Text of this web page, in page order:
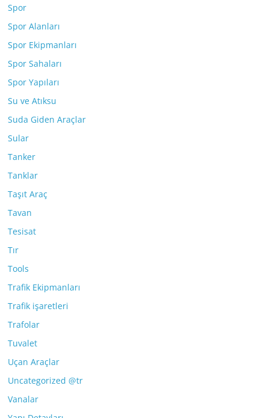
Spor
Spor Alanları
Spor Ekipmanları
Spor Sahaları
Spor Yapıları
Su ve Atıksu
Suda Giden Araçlar
Sular
Tanker
Tanklar
Taşıt Araç
Tavan
Tesisat
Tır
Tools
Trafik Ekipmanları
Trafik işaretleri
Trafolar
Tuvalet
Uçan Araçlar
Uncategorized @tr
Vanalar